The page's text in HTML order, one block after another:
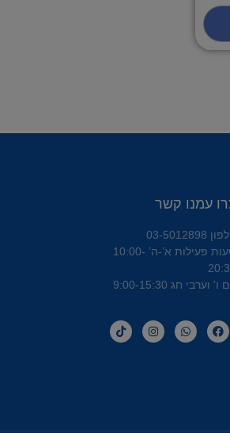
עמנו קשר
03-5012898
שעות פעילות א’-ה’ 10:00-
ו' וערבי חג 9:00-15:30